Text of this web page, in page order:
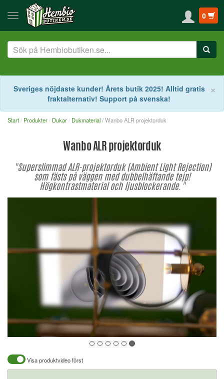
0
×
Sveriges nöjdaste kunder! Årets butik 2025! Alltid gratis
fraktalternativ! Support på svenska!
Start Produkter Dukar Dukmaterial/ Wanbo ALR projektorduk
Wanbo ALR projektorduk
"Superslimmad ALR-projektorduk (Ambient Light Rejection)
som fästs på väggen med dubbelhäftande tejp!
Högkontrastmaterial och ljusblockerande."
Visa produktvideo först